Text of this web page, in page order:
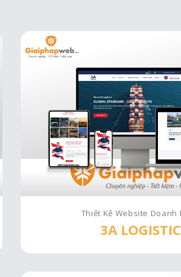
Thiết Kế Website Doanh
3A